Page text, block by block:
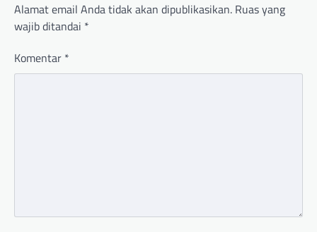
Alamat email Anda tidak akan dipublikasikan. Ruas yang
wajib ditandai *
Komentar *